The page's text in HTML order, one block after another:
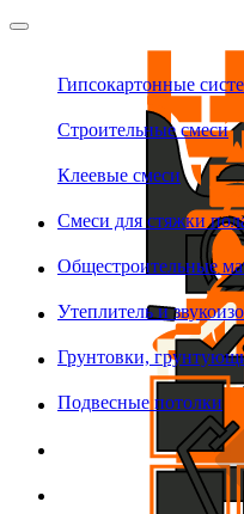
Гипсокартонные
Строительные смеси
Клеевые смеси
Смеси для стяжки
Общестроительные
Утеплитель и
Грунтовки,
Подвесные потолки